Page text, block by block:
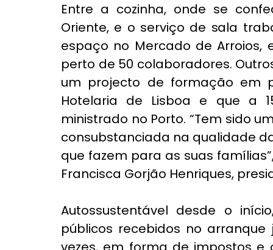
Entre a cozinha, onde se
Orien­te, e o serviço de sala
espaço no Mercado de Arroios,
perto de 50 colaboradores.
um projecto de formação em
Hotelaria de Lisboa e que a
ministrado no Porto. “Tem sido
consubstanciada na qualidade
que fazem para as suas
Francisca Gorjão Henriques,
Autossustentável desde o
públicos recebidos no